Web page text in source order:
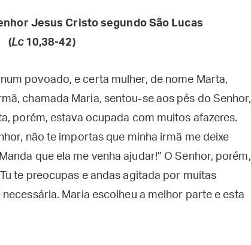
Jesus Cristo segundo São Lucas
(Lc 10,38-42)
povoado, e certa mulher, de nome Marta,
chamada Maria, sentou-se aos pés do Senhor,
porém, estava ocupada com muitos afazeres.
não te importas que minha irmã me deixe
que ela me venha ajudar!” O Senhor, porém,
te preocupas e andas agitada por muitas
Maria escolheu a melhor parte e esta